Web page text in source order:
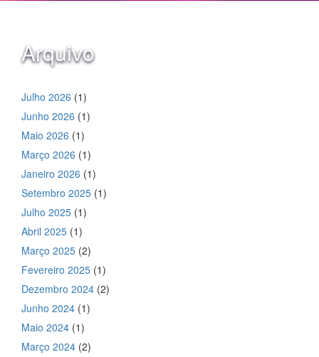
Arquivo
Julho 2026 (1)
Junho 2026 (1)
Maio 2026 (1)
Março 2026 (1)
Janeiro 2026 (1)
Setembro 2025 (1)
Julho 2025 (1)
Abril 2025 (1)
Março 2025 (2)
Fevereiro 2025 (1)
Dezembro 2024 (2)
Junho 2024 (1)
Maio 2024 (1)
Março 2024 (2)